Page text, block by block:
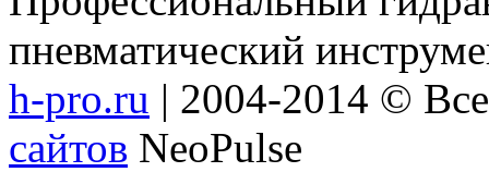
пневматический
h-pro.ru | 2004-2014 ©
сайтов NeoPulse